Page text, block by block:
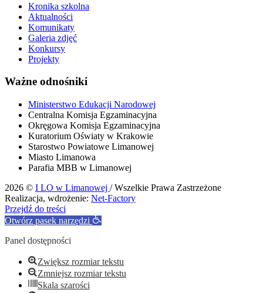
Kronika szkolna
Aktualności
Komunikaty
Galeria zdjęć
Konkursy
Projekty
Ważne odnośniki
Ministerstwo Edukacji Narodowej
Centralna Komisja Egzaminacyjna
Okręgowa Komisja Egzaminacyjna
Kuratorium Oświaty w Krakowie
Starostwo Powiatowe Limanowej
Miasto Limanowa
Parafia MBB w Limanowej
2026 © I LO w Limanowej / Wszelkie Prawa Zastrzeżone
Realizacja, wdrożenie: Net-Factory
Przejdź do treści
Otwórz pasek narzędzi
Panel dostępności
Zwiększ rozmiar tekstu
Zmniejsz rozmiar tekstu
Skala szarości